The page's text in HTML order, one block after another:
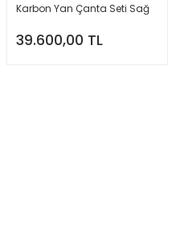
Karbon Yan Çanta Seti Sağ
39.600,00 TL